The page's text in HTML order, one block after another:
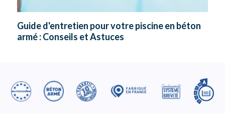
Guide d'entretien pour votre piscine en béton
armé : Conseils et Astuces